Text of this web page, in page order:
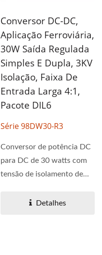
Conversor DC-DC,
Aplicação Ferroviária,
30W Saída Regulada
Simples E Dupla, 3KV
Isolação, Faixa De
Entrada Larga 4:1,
Pacote DIL6
Série 98DW30-R3
Conversor de potência DC
para DC de 30 watts com
tensão de isolamento de
Detalhes